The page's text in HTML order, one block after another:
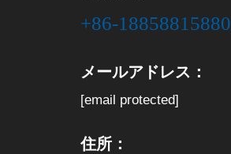
+86-18858815880
メールアドレス：
[email protected]
住所：